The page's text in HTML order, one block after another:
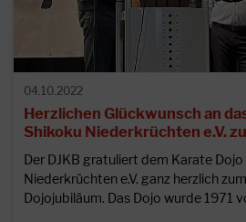
04.10.2022
Herzlichen Glückwunsch an
Shikoku Niederkrüchten e.V.
Der DJKB gratuliert dem Karate
Niederkrüchten e.V. ganz herzlich
Dojojubiläum. Das Dojo wurde 1971